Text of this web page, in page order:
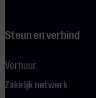
Steun en verbind
Verhuur
Zakelijk netwerk